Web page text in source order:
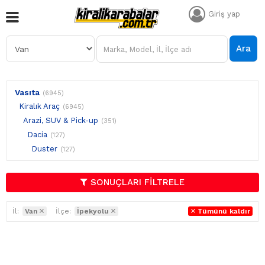
Giriş yap
Ara
Vasıta (6945)
Kiralık Araç (6945)
Arazi, SUV & Pick-up (351)
Dacia (127)
Duster (127)
SONUÇLARI FİLTRELE
İl: Van İlçe: İpekyolu Tümünü kaldır